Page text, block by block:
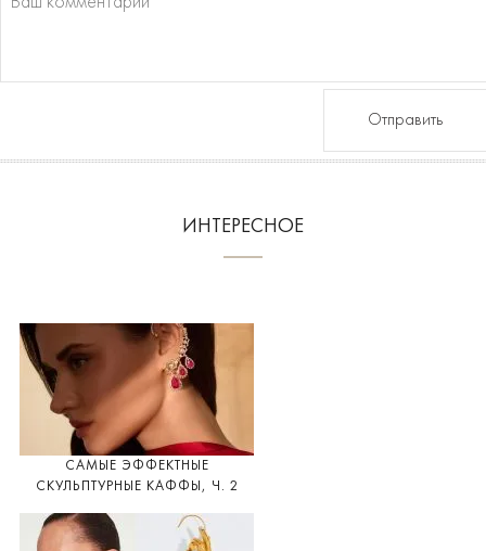
Отправить
ИНТЕРЕСНОЕ
САМЫЕ ЭФФЕКТНЫЕ
СКУЛЬПТУРНЫЕ КАФФЫ, Ч. 2